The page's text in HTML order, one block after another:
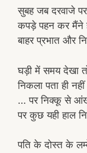
सुबह जब दरवाजे
कपड़े पहन कर मैंने
बाहर प्रभात और
घड़ी में समय देखा
निकला पता ही
… पर निक्कू से आंख
पर कुछ यही हाल
पति के दोस्त के